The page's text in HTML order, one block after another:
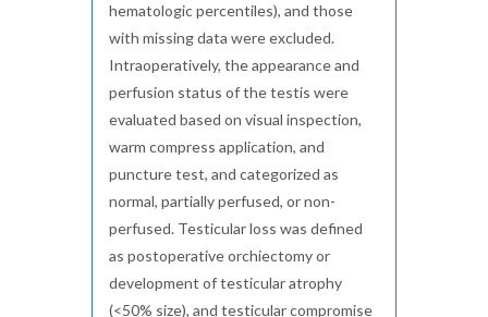
hematologic percentiles), and those
with missing data were excluded.
Intraoperatively, the appearance and
perfusion status of the testis were
evaluated based on visual inspection,
warm compress application, and
puncture test, and categorized as
normal, partially perfused, or non-
perfused. Testicular loss was defined
as postoperative orchiectomy or
development of testicular atrophy
(<50% size), and testicular compromise